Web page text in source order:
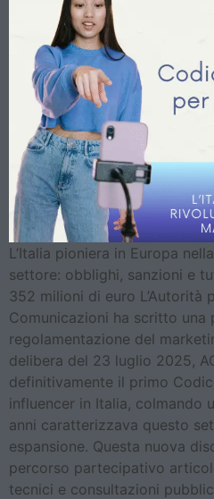
L’Italia pioniera in Europa
settore: obblighi, sanzioni e
352 milioni di euro L’Autorità
Comunicazioni ha scritto una
regolamentazione del
delibera del 23 luglio 2025,
definitivamente il primo
influencer in Italia, colmando
anni caratterizzava questo
espansione. Questa nuova
percorso partecipativo
tecnici e consultazioni